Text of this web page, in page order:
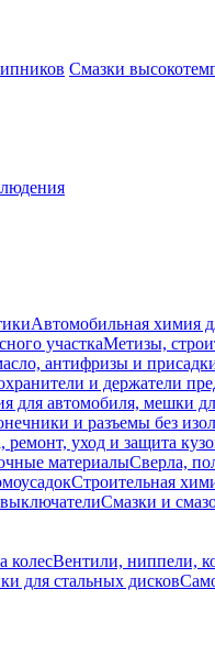
Смазки
Автомобильная химия
участкаМетизы,
антифризы и
и держатели
для автомобиля, мешки
и разъемы без
ремонт, уход и защита
материалыСверла,
Строительная
Смазки и
колесВентили, ниппели,
для стальных дисков